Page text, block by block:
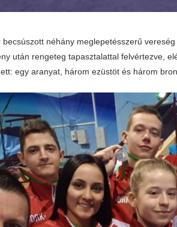
becsúszott néhány meglepetésszerű
után rengeteg tapasztalattal felvértezve,
egy aranyat, három ezüstöt és három